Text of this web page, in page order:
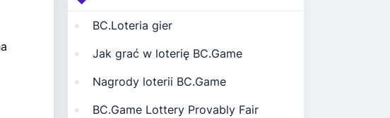
BC.Loteria gier
Jak grać w loterię BC.Game
Nagrody loterii BC.Game
BC.Game Lottery Provably Fair